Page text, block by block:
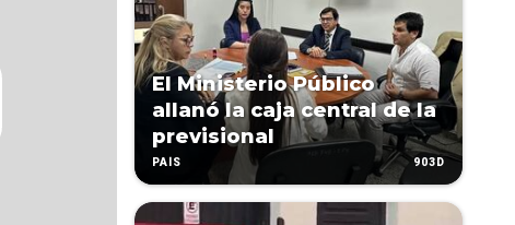
El Ministerio Público
allanó la caja central de la
previsional
PAÍS 903D